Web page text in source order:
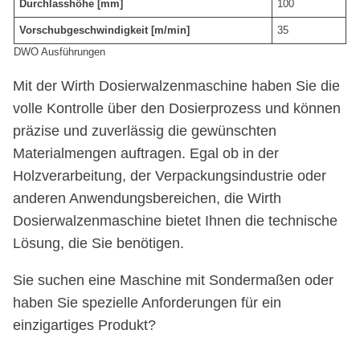
Durchlasshöhe [mm] 100
Vorschubgeschwindigkeit [m/min]
35
DWO Ausführungen
Mit der Wirth Dosierwalzenmaschine haben Sie die
volle Kontrolle über den Dosierprozess und können
präzise und zuverlässig die gewünschten
Materialmengen auftragen. Egal ob in der
Holzverarbeitung, der Verpackungsindustrie oder
anderen Anwendungsbereichen, die Wirth
Dosierwalzenmaschine bietet Ihnen die technische
Lösung, die Sie benötigen.
Sie suchen eine Maschine mit Sondermaßen oder
haben Sie spezielle Anforderungen für ein
einzigartiges Produkt?